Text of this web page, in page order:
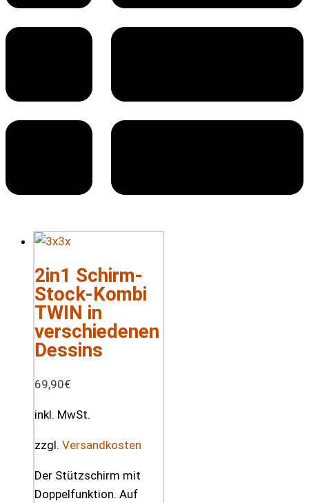
2in1 Schirm-
Stock-Kombi
TWIN in
verschiedenen
Dessins
69,90€
inkl. MwSt.
zzgl. Versandkosten
Der Stützschirm mit
Doppelfunktion. Auf